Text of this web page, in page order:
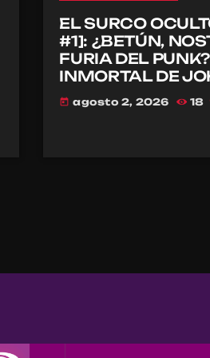
EL SURCO
#1]: ¿BETÚN,
FURIA DEL
INMORTAL DE
EL CBGB
today agosto 2, 2026 18